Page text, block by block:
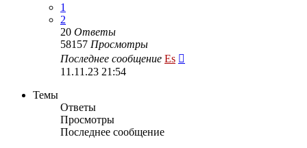
1
2
20 Ответы
58157 Просмотры
Последнее сообщение Es
11.11.23 21:54
Темы
Ответы
Просмотры
Последнее сообщение